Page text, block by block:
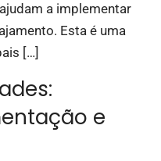
a implementar
Esta é uma
[…]
e